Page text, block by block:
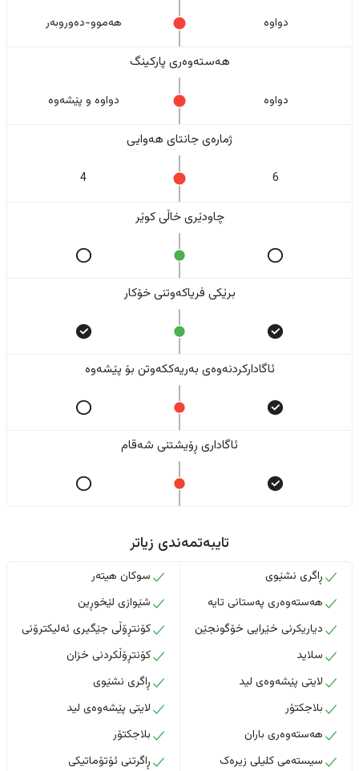
دواوە هەموو-دەوروبەر
هەستەوەری پارکینگ
دواوە دواوە و پێشەوە
ژمارەی جانتای هەوایی
6
4
چاودێری خاڵی کوێر
برێکی فریاکەوتنی خۆکار
ئاگادارکردنەوەی بەریەککەوتن بۆ پێشەوە
ئاگاداری ڕۆیشتنی شەقام
تایبەتمەندی زیاتر
ڕاگری نشێوی
هەستەوەری پەستانی تایە
دیاریکرنی خێرایی خۆگونجێن
سلاید
لایتی پێشەوەی لید
بلاجکتۆر
هەستەوەری باران
سیستەمی کلیلی زیرەک
سوکان هیتەر
شێوازی لێخوڕین
کۆنتڕۆڵی جێگیری ئەلیکترۆنی
کۆنتڕۆڵکردنی خزان
ڕاگری نشێوی
لایتی پێشەوەی لید
بلاجکتۆر
ڕاگرتنی ئۆتۆماتیکی